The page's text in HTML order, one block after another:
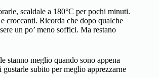
scaldale a 180°C per pochi minuti.
croccanti. Ricorda che dopo qualche
un po’ meno soffici. Ma restano
stanno meglio quando sono appena
gustarle subito per meglio apprezzarne